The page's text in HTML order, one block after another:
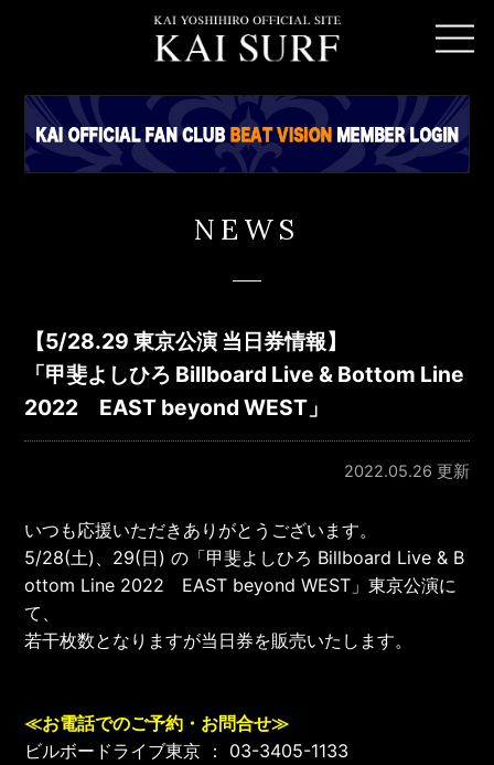
NEWS
【5/28.29 東京公演 当日券情報】
「甲斐よしひろ Billboard Live & Bottom Line
2022 EAST beyond WEST」
2022.05.26 更新
いつも応援いただきありがとうございます。
5/28(土)、29(日) の「甲斐よしひろ Billboard Live & B
ottom Line 2022 EAST beyond WEST」東京公演に
て、
若干枚数となりますが当日券を販売いたします。
≪お電話でのご予約・お問合せ≫
ビルボードライブ東京 ： 03-3405-1133